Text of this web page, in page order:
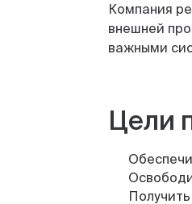
Компания
внешней
важными
Цели